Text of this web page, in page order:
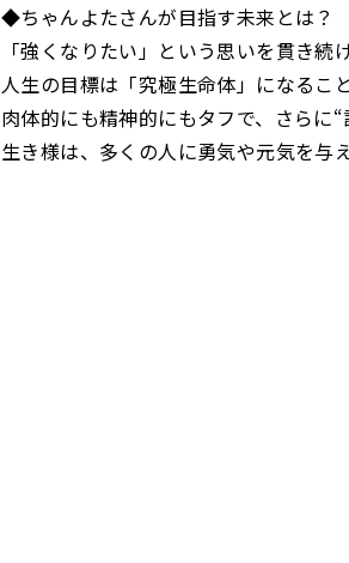
◆ちゃんよたさんが目指す未来とは？
「強くなりたい」という思いを貫き続
人生の目標は「究極生命体」になること
肉体的にも精神的にもタフで、さらに
生き様は、多くの人に勇気や元気を与